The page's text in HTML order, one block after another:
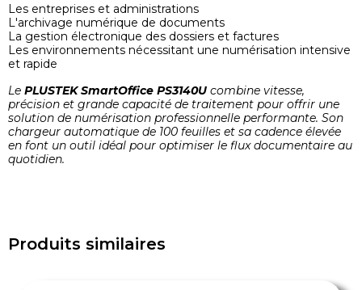
Les entreprises et administrations
L'archivage numérique de documents
La gestion électronique des dossiers et factures
Les environnements nécessitant une numérisation intensive
et rapide
Le PLUSTEK SmartOffice PS3140U combine vitesse,
précision et grande capacité de traitement pour offrir une
solution de numérisation professionnelle performante. Son
chargeur automatique de 100 feuilles et sa cadence élevée
en font un outil idéal pour optimiser le flux documentaire au
quotidien.
Produits similaires